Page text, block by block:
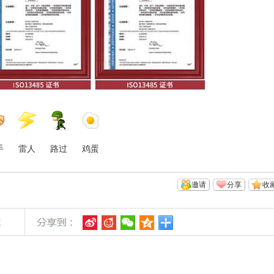
雷人 路过 鸡蛋
收
分享
邀请